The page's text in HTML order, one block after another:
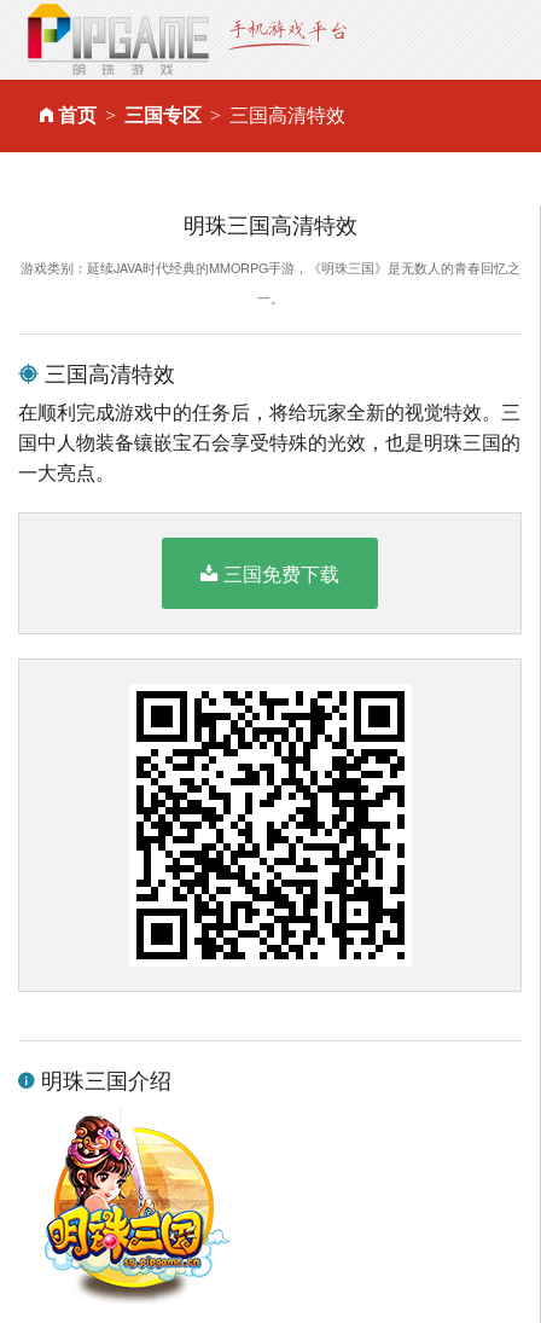
首页 三国专区 三国高清特效
明珠三国高清特效
游戏类别：延续JAVA时代经典的MMORPG手游，《明珠三国》是无数人的青春回忆之
一。
三国高清特效
在顺利完成游戏中的任务后，将给玩家全新的视觉特效。三
国中人物装备镶嵌宝石会享受特殊的光效，也是明珠三国的
一大亮点。
三国免费下载
明珠三国介绍